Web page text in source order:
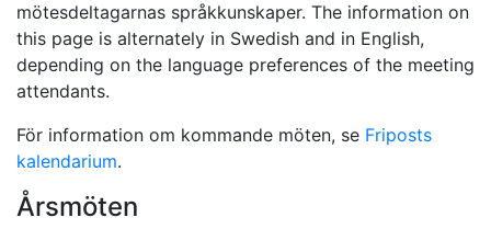
mötesdeltagarnas språkkunskaper. The information on
this page is alternately in Swedish and in English,
depending on the language preferences of the meeting
attendants.
För information om kommande möten, se Friposts
kalendarium.
Årsmöten